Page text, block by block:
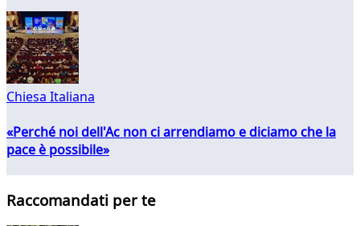
Chiesa Italiana
«Perché noi dell'Ac non ci arrendiamo e diciamo che la
pace è possibile»
Raccomandati per te